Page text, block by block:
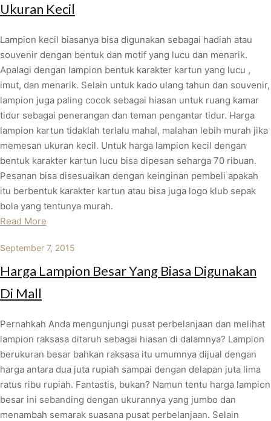
Ukuran Kecil
Lampion kecil biasanya bisa digunakan sebagai hadiah atau
souvenir dengan bentuk dan motif yang lucu dan menarik.
Apalagi dengan lampion bentuk karakter kartun yang lucu ,
imut, dan menarik. Selain untuk kado ulang tahun dan souvenir,
lampion juga paling cocok sebagai hiasan untuk ruang kamar
tidur sebagai penerangan dan teman pengantar tidur. Harga
lampion kartun tidaklah terlalu mahal, malahan lebih murah jika
memesan ukuran kecil. Untuk harga lampion kecil dengan
bentuk karakter kartun lucu bisa dipesan seharga 70 ribuan.
Pesanan bisa disesuaikan dengan keinginan pembeli apakah
itu berbentuk karakter kartun atau bisa juga logo klub sepak
bola yang tentunya murah.
Read More
September 7, 2015
Harga Lampion Besar Yang Biasa Digunakan
Di Mall
Pernahkah Anda mengunjungi pusat perbelanjaan dan melihat
lampion raksasa ditaruh sebagai hiasan di dalamnya? Lampion
berukuran besar bahkan raksasa itu umumnya dijual dengan
harga antara dua juta rupiah sampai dengan delapan juta lima
ratus ribu rupiah. Fantastis, bukan? Namun tentu harga lampion
besar ini sebanding dengan ukurannya yang jumbo dan
menambah semarak suasana pusat perbelanjaan. Selain